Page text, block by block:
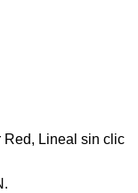
Red, Lineal sin clic